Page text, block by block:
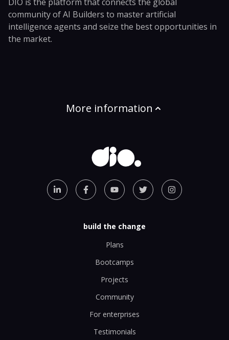
community of AI Builders to master artificial
intelligence agents and seize the best opportunities in
the market.
More information
build the change
Plans
Bootcamps
Projects
Community
For enterprises
Testimonials